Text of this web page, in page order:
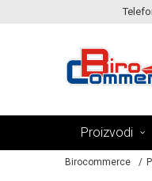
Proizvodi
Birocommerce